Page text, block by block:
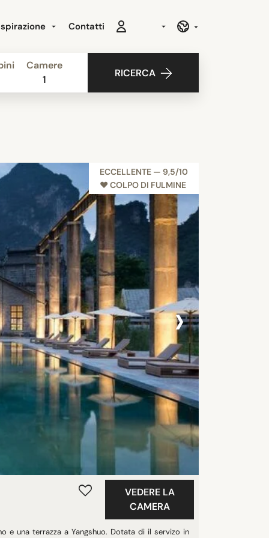
Contatti
Camere
1
RICERCA
ECCELLENTE — 9,5/10
♥︎ COLPO DI FULMINE
›
VEDERE LA
CAMERA
e una terrazza a Yangshuo. Dotata di il servizo in